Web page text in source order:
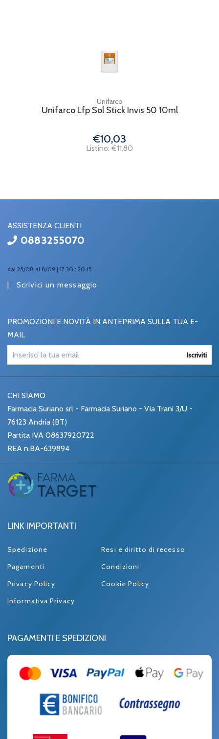
Unifarco
Unifarco Lfp Sol Stick Invis 50 10ml
€10,03
Listino: €11,80
ASSISTENZA CLIENTI
0883255070
dal 25/08 al 8/09 | 17.30 : 20.15
| Scrivici un messaggio
PROMOZIONI E NOVITÀ IN ANTEPRIMA SULLA TUA E-
MAIL
Iscriviti
CHI SIAMO
Farmacia Suriano srl - Farmacia Suriano - Via Trani 3/U -
76123 Andria (BT)
Partita IVA 08637920722
REA n.BA-639894
LINK IMPORTANTI
Spedizione
Resi e diritto di recesso
Pagamenti
Condizioni
Privacy Policy
Cookie Policy
Informativa Privacy
PAGAMENTI E SPEDIZIONI